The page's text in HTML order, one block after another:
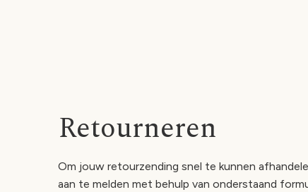
Retourneren
Om jouw retourzending snel te kunnen
aan te melden met behulp van onderstaand